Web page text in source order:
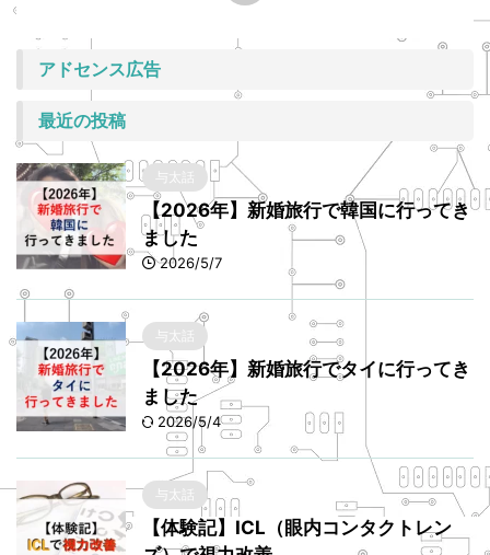
アドセンス広告
最近の投稿
与太話
【2026年】新婚旅行で韓国に行ってき
ました
2026/5/7
与太話
【2026年】新婚旅行でタイに行ってき
ました
2026/5/4
与太話
【体験記】ICL（眼内コンタクトレン